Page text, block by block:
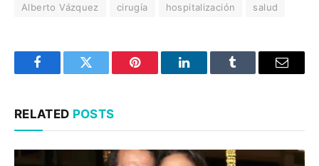
Alberto Vázquez cirugía hospitalización salud
FacebookTwitter Pinterest LinkedInTumblr Email
RELATED POSTS